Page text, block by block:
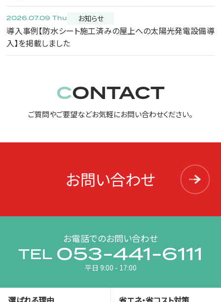
2026.07.09 Thu お知らせ
導入事例【防水シート施工済みの屋上への太陽光発電設備導
入】を掲載しました
CONTACT
ご質問やご要望などお気軽にお問い合わせください。
お問い合わせ
お電話でのお問い合わせ
TEL 053-441-6111
平日 9:00 - 17:00